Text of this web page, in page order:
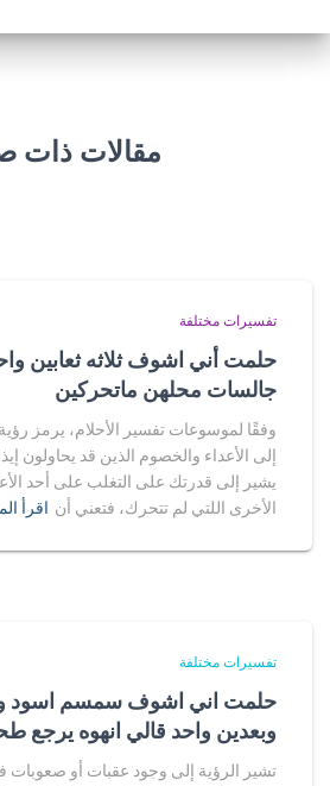
مقالات ذات
تفسيرات مختلفة
حلمت أني اشوف ثلاثه ثعابين
جالسات محلهن ماتحركين
وفقًا لموسوعات تفسير الأحلام، يرمز
إلى الأعداء والخصوم الذين قد يحاولون
يشير إلى قدرتك على التغلب على أحد
الأخرى اللتي لم تتحرك، فتعني أن اقرأ
تفسيرات مختلفة
حلمت اني اشوف سمسم اسود
وبعدين واحد قالي انهوه يرجع
تشير الرؤية إلى وجود عقبات أو صعوبات